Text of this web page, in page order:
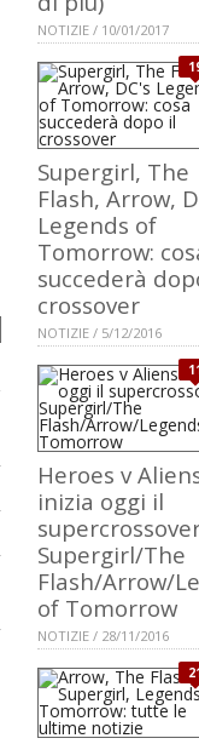
NOTIZIE / 10/01/2017
Supergirl, The
Flash, Arrow,
Legends of
Tomorrow:
succederà
crossover
NOTIZIE / 5/12/2016
Heroes v
inizia oggi il
Supergirl/The
Flash/Arrow/
of Tomorrow
NOTIZIE / 28/11/2016